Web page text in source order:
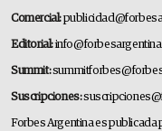
Comercial:
Editorial:
Summit:
Suscripciones:
Forbes Argentina es publicada